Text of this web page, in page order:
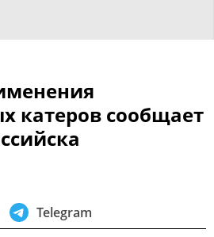
катеров сообщает
Telegram